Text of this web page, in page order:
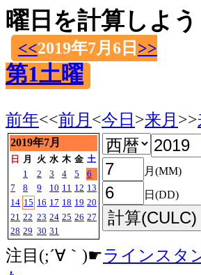
曜日を計算しよう
<<2019年7月6日 >>
第1土曜
前年<<前月 <今日 >来月 >>
2019年7月
日 月 火 水 木 金 土
1
2 3 4 5
6
7
8 9 10 11 12 13
14 15 16 17 18 19 20
21 22 23 24 25 26 27
28 29 30 31
月(MM)
日(DD)
注目(;´∀｀)☛ラインスタ